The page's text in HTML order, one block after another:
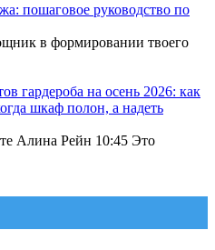
пошаговое руководство по
в формировании твоего
гардероба на осень 2026: как
шкаф полон, а надеть
Алина Рейн 10:45 Это